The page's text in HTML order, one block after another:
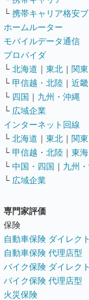
└ 携帯キャリア格安
ホームルーター
モバイルデータ通信
プロバイダ
└ 北海道 ｜ 東北 ｜ 関東
└ 甲信越・北陸 ｜ 近畿
└ 四国 ｜ 九州・沖縄
└ 広域企業
インターネット回線
└ 北海道 ｜ 東北 ｜ 関東
└ 甲信越・北陸 ｜ 東海
└ 中国・四国 ｜ 九州
└ 広域企業
専門家評価
保険
自動車保険 ダイレク
自動車保険 代理店型
バイク保険 ダイレク
バイク保険 代理店型
火災保険